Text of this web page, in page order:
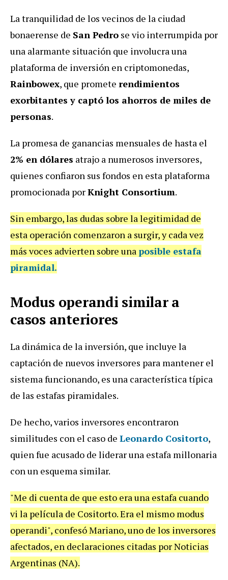
La tranquilidad de los vecinos de la ciudad
bonaerense de San Pedro se vio interrumpida por
una alarmante situación que involucra una
plataforma de inversión en criptomonedas,
Rainbowex, que promete rendimientos
exorbitantes y captó los ahorros de miles de
personas.
La promesa de ganancias mensuales de hasta el
2% en dólares atrajo a numerosos inversores,
quienes confiaron sus fondos en esta plataforma
promocionada porKnight Consortium.
Sin embargo, las dudas sobre la legitimidad de
esta operación comenzaron a surgir, y cada vez
más voces advierten sobre unaposible estafa
piramidal.
Modus operandi similar a
casos anteriores
La dinámica de la inversión, que incluye la
captación de nuevos inversores para mantener el
sistema funcionando, es una característica típica
de las estafas piramidales.
De hecho, varios inversores encontraron
similitudes con el caso de Leonardo Cositorto,
quien fue acusado de liderar una estafa millonaria
con un esquema similar.
"Me di cuenta de que esto era una estafa cuando
vi la película de Cositorto. Era el mismo modus
operandi", confesó Mariano, uno de los inversores
afectados, en declaraciones citadas por Noticias
Argentinas (NA).